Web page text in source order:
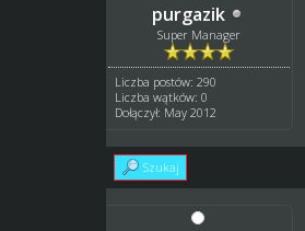
purgazik
Super Manager
Liczba postów: 290
Liczba wątków: 0
Dołączył: May 2012
Szukaj